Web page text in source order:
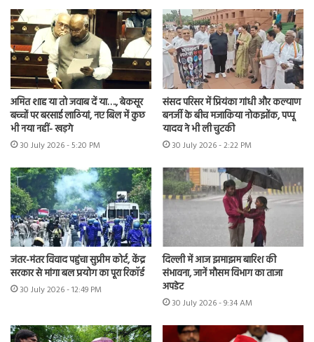
अमित शाह या तो जवाब दें या…., बेकसूर
बच्चों पर बरसाई लाठियां, नए बिल में कुछ
भी नया नहीं- खड़गे
30 July 2026 - 5:20 PM
संसद परिसर में प्रियंका गांधी और कल्याण
बनर्जी के बीच मजाकिया नोकझोंक, पप्पू
यादव ने भी ली चुटकी
30 July 2026 - 2:22 PM
जंतर-मंतर विवाद पहुंचा सुप्रीम कोर्ट, केंद्र
सरकार से मांगा बल प्रयोग का पूरा रिकॉर्ड
30 July 2026 - 12:49 PM
दिल्ली में आज झमाझम बारिश की
संभावना, जानें मौसम विभाग का ताजा
अपडेट
30 July 2026 - 9:34 AM